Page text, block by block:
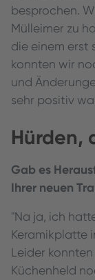
besprochen.
Mülleimer zu
die einem erst
konnten wir
und
sehr positiv
Hürden,
Gab es
Ihrer neuen
"Na ja, ich
Keramikplatte
Leider
Küchenheld